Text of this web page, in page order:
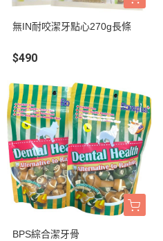
無IN耐咬潔牙點心270g長條
$490
BPS綜合潔牙骨